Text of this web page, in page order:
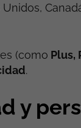
(como Plus,
.
y